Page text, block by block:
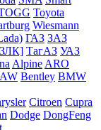
Toyota
Wiesmann
ГАЗ ЗАЗ
ТагАЗ УАЗ
Alpine ARO
Bentley BMW
Citroen Cupra
Dodge DongFeng